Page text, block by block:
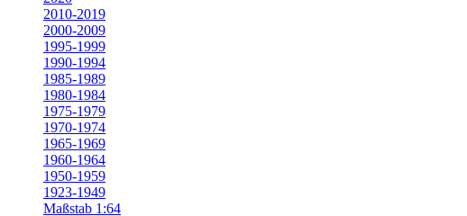
2010-2019
2000-2009
1995-1999
1990-1994
1985-1989
1980-1984
1975-1979
1970-1974
1965-1969
1960-1964
1950-1959
1923-1949
Maßstab 1:64